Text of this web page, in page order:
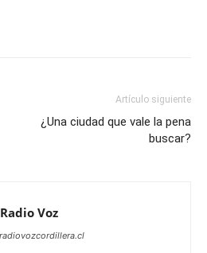
Artículo siguiente
¿Una ciudad que vale la pena
buscar?
Radio Voz